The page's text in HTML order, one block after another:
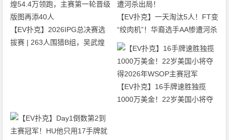
【EV扑克】2026IPG总决赛选
拔赛 | 263人围猎B组，吴武煌
【EV扑克】一天淘汰5人！FT变
“绞肉机”！华裔选手AA惨遭河杀
出局！
【EV扑克】16手牌速胜独揽
1000万美金！22岁美国小将夺